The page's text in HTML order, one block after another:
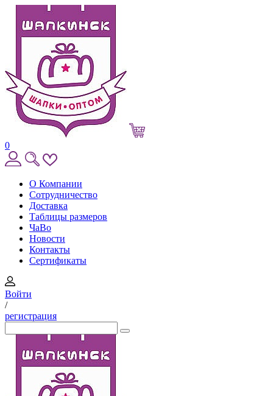
0
О Компании
Сотрудничество
Доставка
Таблицы размеров
ЧаВо
Новости
Контакты
Сертификаты
Войти
/
регистрация